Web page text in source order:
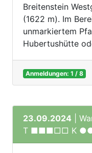
Breitenstein
(1622 m). Im
unmarkiertem
Hubertushütte
Anmeldungen: 1 / 8
23.09.2024 |
T ■■■□□ K